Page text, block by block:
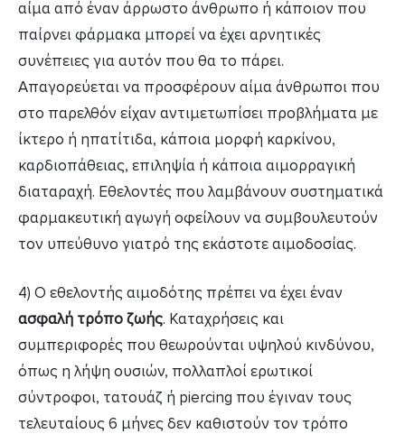
αίμα από έναν άρρωστο άνθρωπο ή κάποιον που
παίρνει φάρμακα μπορεί να έχει αρνητικές
συνέπειες για αυτόν που θα το πάρει.
Απαγορεύεται να προσφέρουν αίμα άνθρωποι που
στο παρελθόν είχαν αντιμετωπίσει προβλήματα με
ίκτερο ή ηπατίτιδα, κάποια μορφή καρκίνου,
καρδιοπάθειας, επιληψία ή κάποια αιμορραγική
διαταραχή. Εθελοντές που λαμβάνουν συστηματικά
φαρμακευτική αγωγή οφείλουν να συμβουλευτούν
τον υπεύθυνο γιατρό της εκάστοτε αιμοδοσίας.
4) Ο εθελοντής αιμοδότης πρέπει να έχει έναν
ασφαλή τρόπο ζωής. Καταχρήσεις και
συμπεριφορές που θεωρούνται υψηλού κινδύνου,
όπως η λήψη ουσιών, πολλαπλοί ερωτικοί
σύντροφοι, τατουάζ ή piercing που έγιναν τους
τελευταίους 6 μήνες δεν καθιστούν τον τρόπο